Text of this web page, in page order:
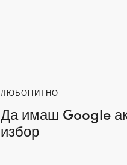
ЛЮБОПИТНО
Да имаш Google
избор